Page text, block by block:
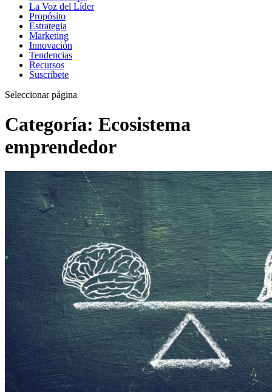
La Voz del Líder
Propósito
Estrategia
Marketing
Innovación
Tendencias
Recursos
Suscríbete
Seleccionar página
Categoría: Ecosistema
emprendedor